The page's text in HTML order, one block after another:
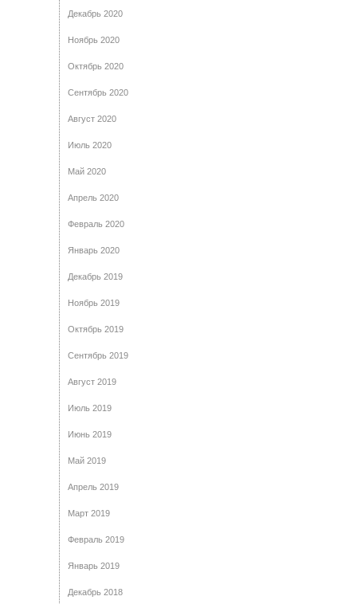
Декабрь 2020
Ноябрь 2020
Октябрь 2020
Сентябрь 2020
Август 2020
Июль 2020
Май 2020
Апрель 2020
Февраль 2020
Январь 2020
Декабрь 2019
Ноябрь 2019
Октябрь 2019
Сентябрь 2019
Август 2019
Июль 2019
Июнь 2019
Май 2019
Апрель 2019
Март 2019
Февраль 2019
Январь 2019
Декабрь 2018